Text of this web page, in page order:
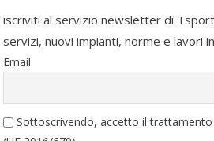
iscriviti al servizio newsletter di
servizi, nuovi impianti, norme e lavori
Email
Sottoscrivendo, accetto il trattamento